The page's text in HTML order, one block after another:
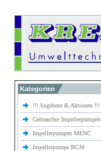
Kategorien
!!! Angebote & Aktionen !!!
Gebrauchte Impellerpumpen
Impellerpumpen MENC
Impellerpumpe BCM